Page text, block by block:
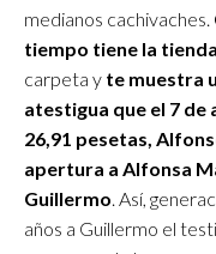
medianos cachivaches.
tiempo tiene la tienda
carpeta y te muestra
atestigua que el 7 de
26,91 pesetas,
apertura a Alfonsa
Guillermo. Así,
años a Guillermo el